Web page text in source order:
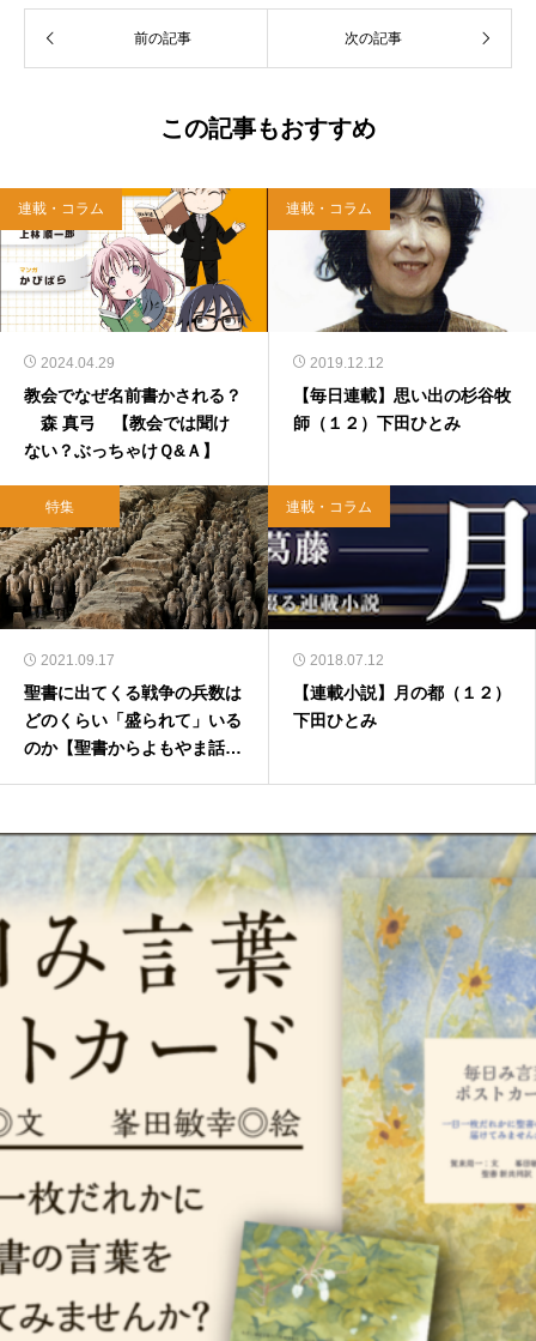
前の記事 次の記事
この記事もおすすめ
連載・コラム
2024.04.29
教会でなぜ名前書かされる？
森 真弓 【教会では聞け
ない？ぶっちゃけＱ&Ａ】
連載・コラム
2019.12.12
【毎日連載】思い出の杉谷牧
師（１２）下田ひとみ
特集
2021.09.17
聖書に出てくる戦争の兵数は
どのくらい「盛られて」いる
のか【聖書からよもやま話４
連載・コラム
2018.07.12
【連載小説】月の都（１２）
下田ひとみ